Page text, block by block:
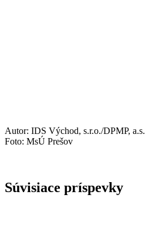
Autor: IDS Východ, s.r.o./DPMP, a.s.
Foto: MsÚ Prešov
Súvisiace príspevky